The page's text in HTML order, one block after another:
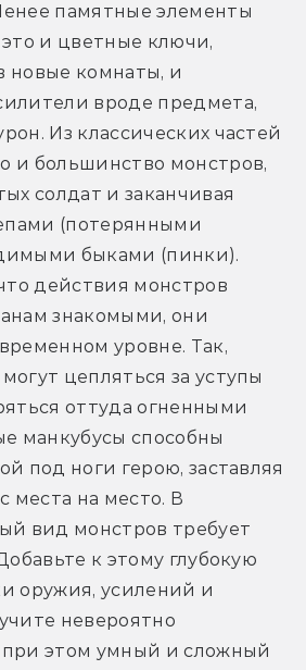
памятные элементы
и цветные ключи,
новые комнаты, и
вроде предмета,
Из классических частей
и большинство монстров,
солдат и заканчивая
(потерянными
быками (пинки).
действия монстров
знакомыми, они
уровне. Так,
цепляться за уступы
оттуда огненными
манкубусы способны
под ноги герою, заставляя
места на место. В
вид монстров требует
к этому глубокую
оружия, усилений и
невероятно
этом умный и сложный